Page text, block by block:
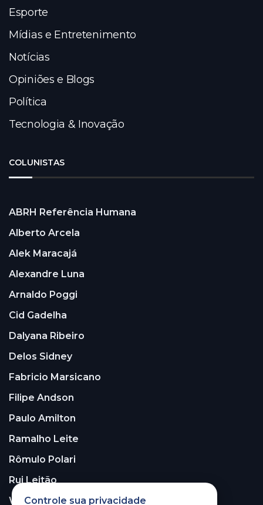
Esporte
Mídias e Entretenimento
Notícias
Opiniões e Blogs
Política
Tecnologia & Inovação
COLUNISTAS
ABRH Referência Humana
Alberto Arcela
Alek Maracajá
Alexandre Luna
Arnaldo Poggi
Cid Gadelha
Dalyana Ribeiro
Delos Sidney
Fabricio Marsicano
Filipe Andson
Paulo Amilton
Ramalho Leite
Rômulo Polari
Rui Leitão
Walter Santos
Controle sua privacidade